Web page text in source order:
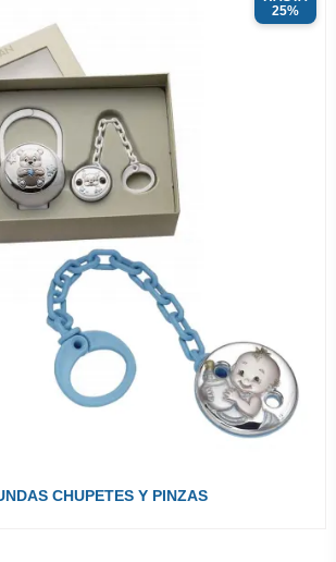
25%
CHUPETES Y PINZAS